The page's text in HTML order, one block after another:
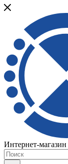
Интернет-магазин